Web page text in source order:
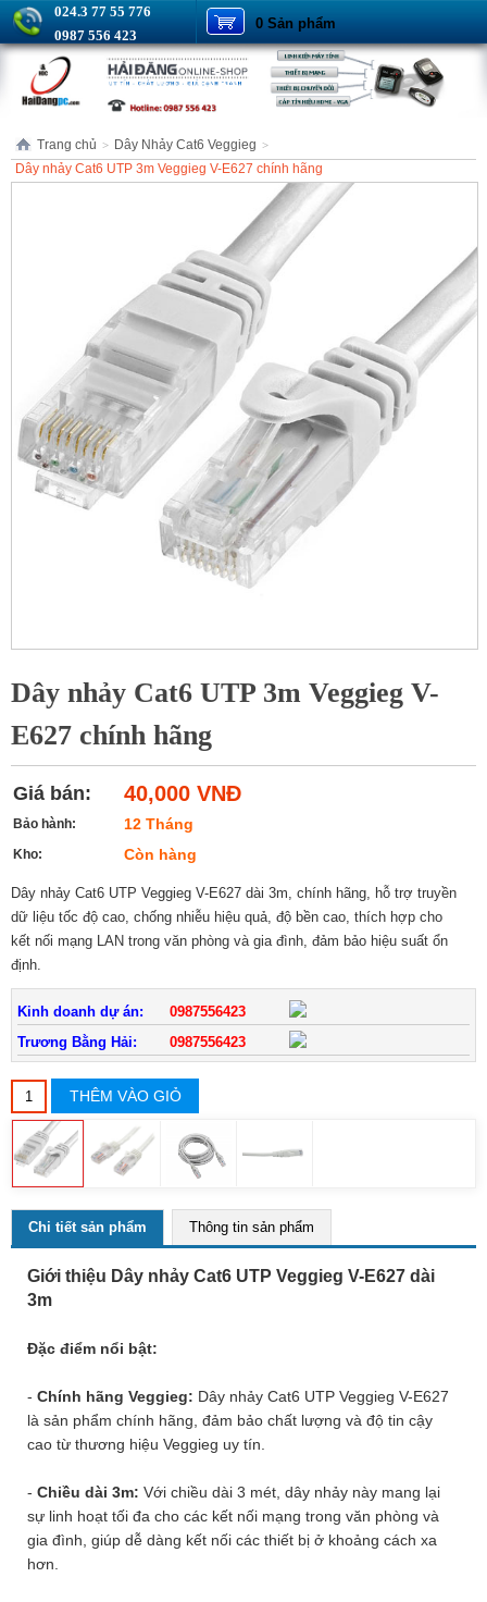
024.3 77 55 776
0987 556 423
0 Sản phẩm
Trang chủ > Dây Nhảy Cat6 Veggieg >
Dây nhảy Cat6 UTP 3m Veggieg V-E627 chính hãng
Dây nhảy Cat6 UTP 3m Veggieg V-
E627 chính hãng
Giá bán: 40,000 VNĐ
Bảo hành: 12 Tháng
Kho: Còn hàng
Dây nhảy Cat6 UTP Veggieg V-E627 dài 3m, chính hãng, hỗ trợ truyền
dữ liệu tốc độ cao, chống nhiễu hiệu quả, độ bền cao, thích hợp cho
kết nối mạng LAN trong văn phòng và gia đình, đảm bảo hiệu suất ổn
định.
Kinh doanh dự án:
0987556423
Trương Bằng Hải:
0987556423
THÊM VÀO GIỎ
Chi tiết sản phẩm Thông tin sản phẩm
Giới thiệu Dây nhảy Cat6 UTP Veggieg V-E627 dài
3m
Đặc điểm nổi bật:
- Chính hãng Veggieg: Dây nhảy Cat6 UTP Veggieg V-E627
là sản phẩm chính hãng, đảm bảo chất lượng và độ tin cậy
cao từ thương hiệu Veggieg uy tín.
- Chiều dài 3m: Với chiều dài 3 mét, dây nhảy này mang lại
sự linh hoạt tối đa cho các kết nối mạng trong văn phòng và
gia đình, giúp dễ dàng kết nối các thiết bị ở khoảng cách xa
hơn.